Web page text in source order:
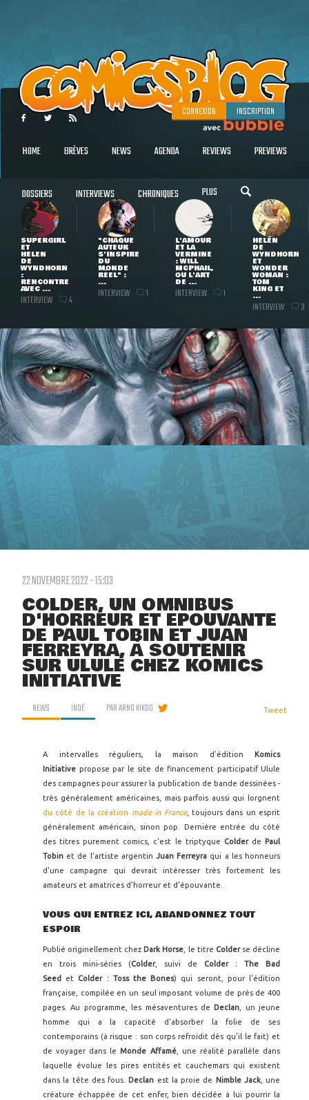
CONNEXION INSCRIPTION
HOME BRÈVES NEWS AGENDA REVIEWS PREVIEWS
DOSSIERS INTERVIEWS CHRONIQUES PLUS
SUPERGIRL
ET
HELEN
DE
WYNDHORN
:
RENCONTRE
AVEC ...
INTERVIEW 4
"CHAQUE
AUTEUR
S'INSPIRE
DU
MONDE
RÉEL" :
...
INTERVIEW 1
L'AMOUR
ET LA
VERMINE
: WILL
MCPHAIL,
OU L'ART
DE ...
INTERVIEW 1
HELEN
DE
WYNDHORN
ET
WONDER
WOMAN :
TOM
KING ET
...
INTERVIEW 3
22 NOVEMBRE 2022 - 15:03
COLDER, UN OMNIBUS
D'HORREUR ET ÉPOUVANTE
DE PAUL TOBIN ET JUAN
FERREYRA, À SOUTENIR
SUR ULULE CHEZ KOMICS
INITIATIVE
NEWS INDÉ PARARNO KIKOO Tweet
A intervalles réguliers, la maison d'édition Komics
Initiative propose par le site de financement participatif Ulule
des campagnes pour assurer la publication de bande dessinées -
très généralement américaines, mais parfois aussi qui lorgnent
du côté de la création made in France, toujours dans un esprit
généralement américain, sinon pop. Dernière entrée du côté
des titres purement comics, c'est le triptyque Colder de Paul
Tobin et de l'artiste argentinJuan Ferreyra qui a les honneurs
d'une campagne qui devrait intéresser très fortement les
amateurs et amatrices d'horreur et d'épouvante.
VOUS QUI ENTREZ ICI, ABANDONNEZ TOUT
ESPOIR
Publié originellement chez Dark Horse , le titre Colder se décline
en trois mini-séries (Colder, suivi de Colder : The Bad
Seed
et Colder : Toss the Bones) qui seront, pour l'édition
française, compilée en un seul imposant volume de près de 400
pages. Au programme, les mésaventures de
Declan , un jeune
homme qui a la capacité d'absorber la folie de ses
contemporains (à risque : son corps refroidit dès qu'il le fait) et
de voyager dans le Monde Affamé, une réalité parallèle dans
laquelle évolue les pires entités et cauchemars qui existent
dans la tête des fous.
Declan est la proie de Nimble Jack, une
créature échappée de cet enfer, bien décidée à lui pourrir la